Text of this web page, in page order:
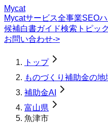
Mycat
Mycatサービス全事業SEO
候補白書ガイド検索トピック
お問い合わせ->
トップ
ものづくり補助金の地
補助金AI
富山県
魚津市